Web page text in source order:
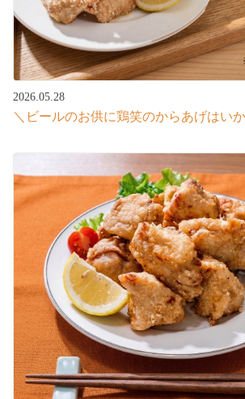
2026.05.28
＼ビールのお供に鶏笑のからあげはい